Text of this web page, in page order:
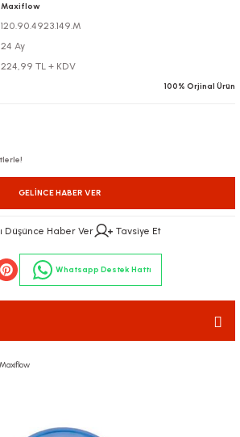
Maxiflow
120.90.4923.149.M
24 Ay
224,99 TL + KDV
100% Orjinal Ürün
GELINCE HABER VER
Düşünce Haber Ver Tavsiye Et
Whatsapp Destek Hattı
Maxiflow